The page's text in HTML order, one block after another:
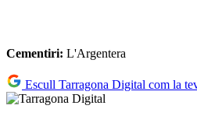
Cementiri: L'Argentera
Escull Tarragona Digital com la